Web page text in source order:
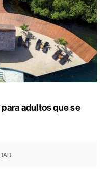
para adultos que se